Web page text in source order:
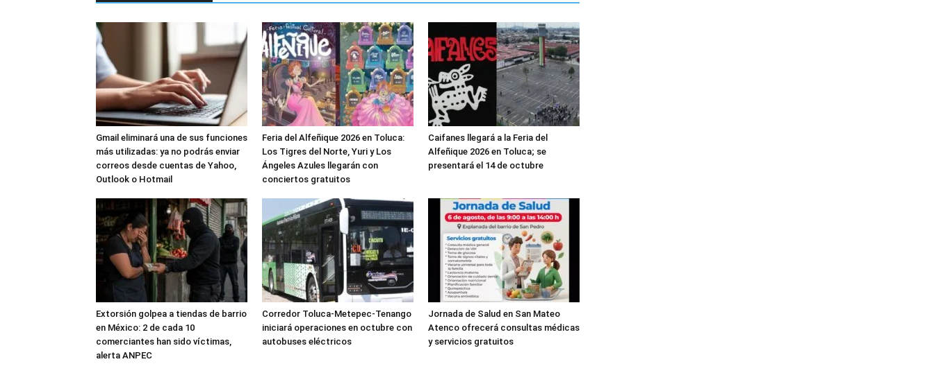
Gmail eliminará una de sus funciones
más utilizadas: ya no podrás enviar
correos desde cuentas de Yahoo,
Outlook o Hotmail
Feria del Alfeñique 2026 en Toluca:
Los Tigres del Norte, Yuri y Los
Ángeles Azules llegarán con
conciertos gratuitos
Caifanes llegará a la Feria del
Alfeñique 2026 en Toluca; se
presentará el 14 de octubre
Extorsión golpea a tiendas de barrio
en México: 2 de cada 10
comerciantes han sido víctimas,
alerta ANPEC
Corredor Toluca-Metepec-Tenango
iniciará operaciones en octubre con
autobuses eléctricos
Jornada de Salud en San Mateo
Atenco ofrecerá consultas médicas
y servicios gratuitos